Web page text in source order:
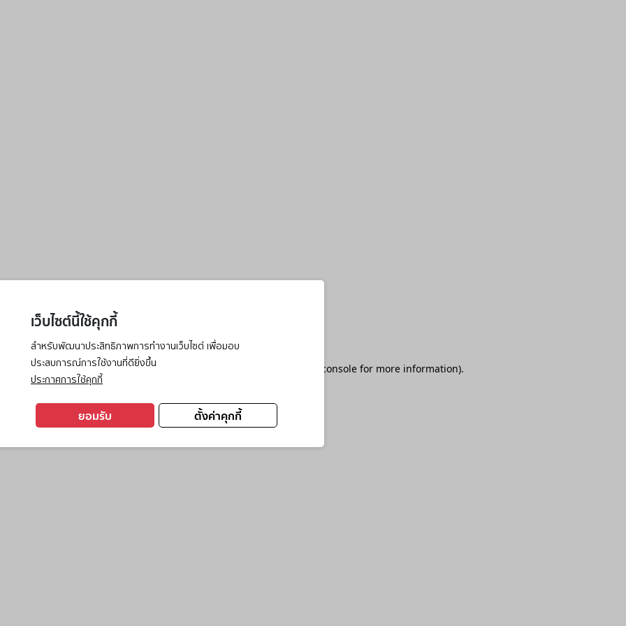
เว็บไซต์นี้ใช้คุกกี้
สำหรับพัฒนาประสิทธิภาพการทำงานเว็บไซต์ เพื่อมอบ
ประสบการณ์การใช้งานที่ดียิ่งขึ้น
ประกาศการใช้คุกกี้
ตั้งค่าคุกกี้
ยอมรับ
has occurred while loading browser console for more information).